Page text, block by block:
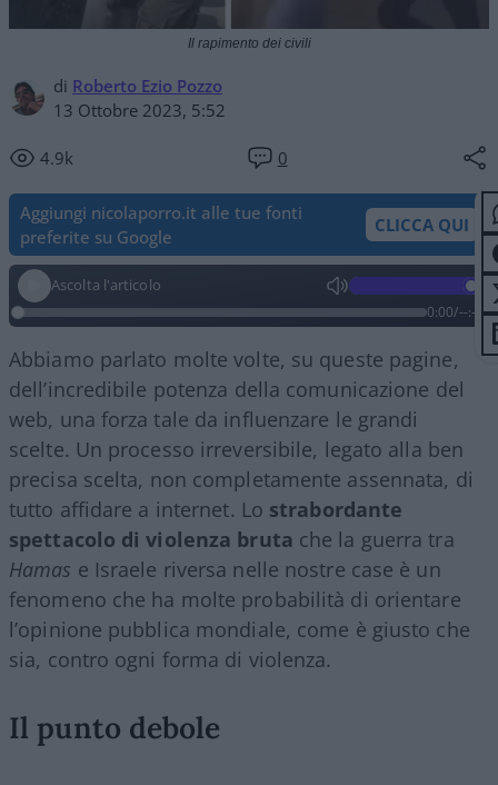
di Roberto Ezio Pozzo
13 Ottobre 2023, 5:52
4.9k 0
Il rapimento dei civili
Aggiungi nicolaporro.it alle tue fonti
preferite su Google
CLICCA QUI
Ascolta l'articolo
0:00/--:--
Abbiamo parlato molte volte, su queste pagine,
dell’incredibile potenza della comunicazione del
web, una forza tale da influenzare le grandi
scelte. Un processo irreversibile, legato alla ben
precisa scelta, non completamente assennata, di
tutto affidare a internet. Lo strabordante
spettacolo di violenza bruta che la guerra tra
Hamas e Israele riversa nelle nostre case è un
fenomeno che ha molte probabilità di orientare
l’opinione pubblica mondiale, come è giusto che
sia, contro ogni forma di violenza.
Il punto debole